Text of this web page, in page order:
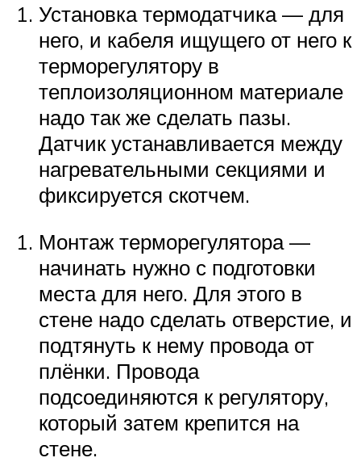
Установка термодатчика — для
него, и кабеля ищущего от него к
терморегулятору в
теплоизоляционном материале
надо так же сделать пазы.
Датчик устанавливается между
нагревательными секциями и
фиксируется скотчем.
Монтаж терморегулятора —
начинать нужно с подготовки
места для него. Для этого в
стене надо сделать отверстие, и
подтянуть к нему провода от
плёнки. Провода
подсоединяются к регулятору,
который затем крепится на
стене.